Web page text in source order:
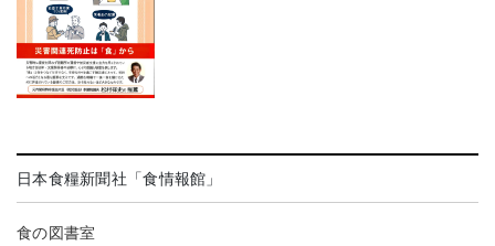
日本食糧新聞社「食情報館」
食の図書室